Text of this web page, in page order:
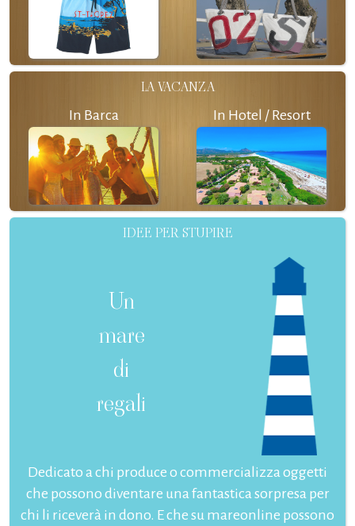
LA VACANZA
In Barca In Hotel / Resort
IDEE PER STUPIRE
Un
mare
di
regali
Dedicato a chi produce o commercializza oggetti
che possono diventare una fantastica sorpresa per
chi li riceverà in dono. E che su mareonline possono